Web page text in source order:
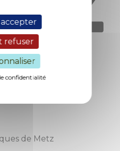
refuser
confidentialité
de Metz